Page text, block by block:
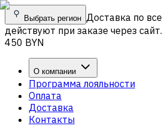
Выбрать регион Доставка по
действуют при заказе через
450 BYN
О компании
Программа лояльности
Оплата
Доставка
Контакты